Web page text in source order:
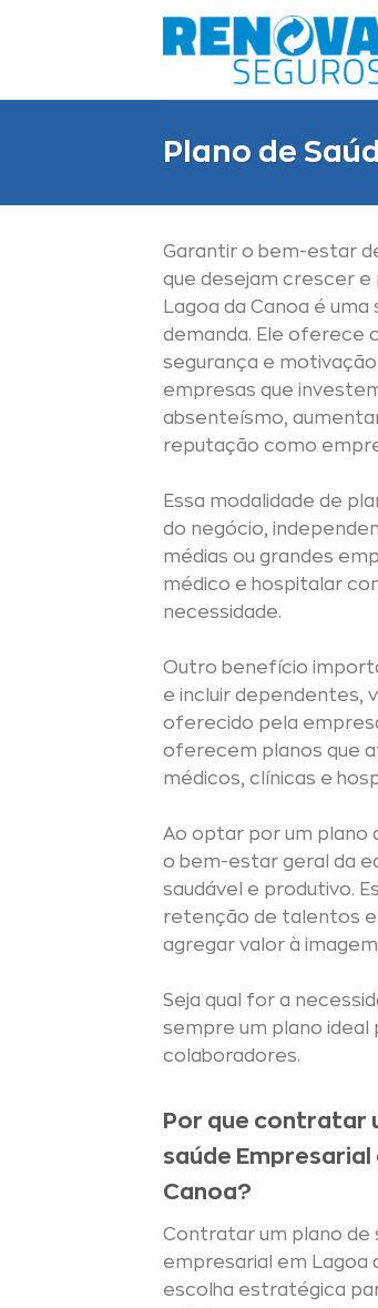
Plano de
Garantir o bem-estar
que desejam crescer e
Lagoa da Canoa é
demanda. Ele oferece
segurança e
empresas que
absenteísmo,
reputação como
Essa modalidade de
do negócio,
médias ou grandes
médico e hospitalar
necessidade.
Outro benefício
e incluir dependentes,
oferecido pela
oferecem planos que
médicos, clínicas e
Ao optar por um plano
o bem-estar geral da
saudável e produtivo.
retenção de talentos
agregar valor à
Seja qual for a
sempre um plano ideal
colaboradores.
Por que contratar
saúde Empresarial
Canoa?
Contratar um plano de
empresarial em Lagoa
escolha estratégica